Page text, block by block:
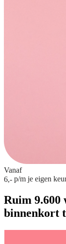
Vanaf
6,- p/m je eigen
Ruim 9.600
binnenkort